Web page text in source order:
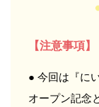
【注意事項】
● 今回は『に
オープン記念